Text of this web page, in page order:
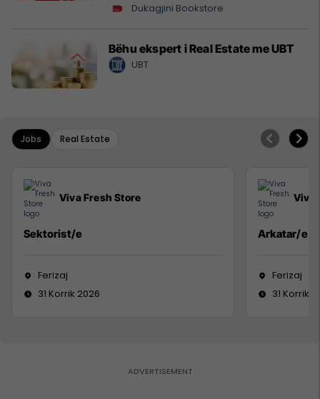
Dukagjini Bookstore
Bëhu ekspert i Real Estate me UBT
UBT
Jobs Real Estate
Viva Fresh Store
Sektorist/e
Ferizaj
31 Korrik 2026
Viva
Arkatar/e
Ferizaj
31 Korrik